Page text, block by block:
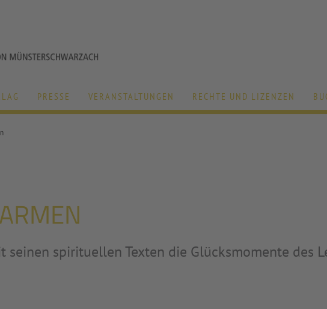
PRESSE VERANSTALTUNGEN RECHTE UND LIZENZEN
seinen spirituellen Texten die Glücksmomente des